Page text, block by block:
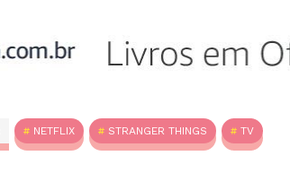
NETFLIX STRANGER THINGS TV